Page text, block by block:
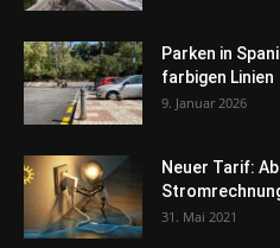
Parken in
farbigen Linien
9. Januar 2026
Neuer Tarif:
31. Mai 2021